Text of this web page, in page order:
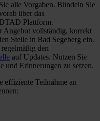
alle Vorgaben. Bündeln Sie
über das
Plattform.
Angebot vollständig, korrekt
Stelle in Bad Segeberg ein.
den
auf Updates. Nutzen Sie
und Erinnerungen zu setzen.
effiziente Teilnahme an